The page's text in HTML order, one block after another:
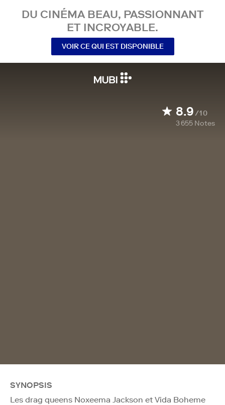
DU CINÉMA BEAU, PASSIONNANT
ET INCROYABLE.
VOIR CE QUI EST DISPONIBLE
8.9/10
3 655 Notes
SYNOPSIS
Les drag queens Noxeema Jackson et Vida Boheme